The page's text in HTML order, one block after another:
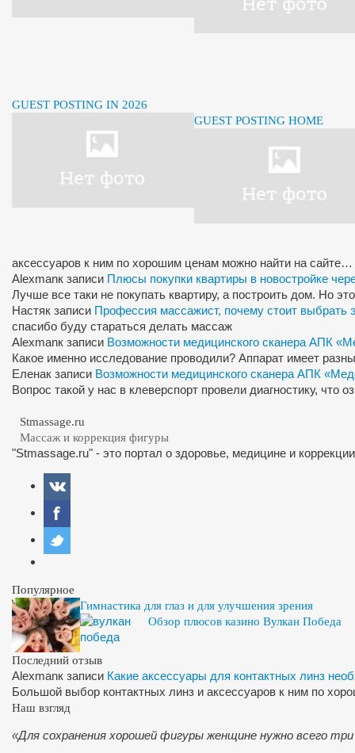
GUEST POSTING IN 2026
GUEST POSTING HOME
аксессуаров к ним по хорошим ценам можно найти на сайте…
Alexmanк записи Плюсы покупки квартиры в новостройке
Лучше все таки не покупать квартиру, а построить дом. Но
Настяк записи Профессия массажист, почему стоит выбрать
спасибо буду стараться делать массаж
Alexmanк записи Возможности медицинского сканера АПК
Какое именно исследование проводили? Аппарат имеет
Еленак записи Возможности медицинского сканера АПК
Вопрос такой у нас в клеверспорт провели диагностику, что
Stmassage.ru
Массаж и коррекция фигуры
"Stmassage.ru" - это портал о здоровье, медицине и
Популярное
Гимнастика для глаз и для улучшения зрения
Обзор плюсов казино Вулкан Победа
Последний отзыв
Alexmanк записи Какие аксессуары для контактных линз
Большой выбор контактных линз и аксессуаров к ним по
Наш взгляд
«Для сохранения хорошей фигуры женщине нужно всего